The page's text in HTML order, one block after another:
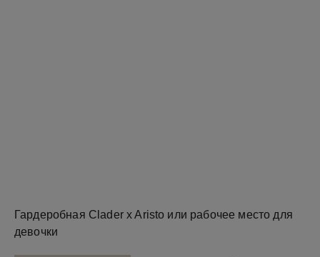
Гардеробная Clader x Aristo или рабочее место для
девочки